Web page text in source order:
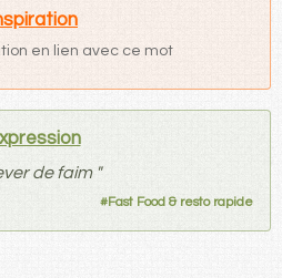
en lien avec ce mot
de faim "
#Fast Food & resto rapide